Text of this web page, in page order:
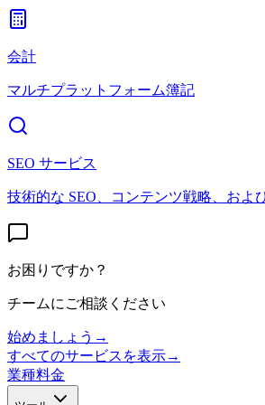
会計
マルチプラットフォーム簿記
SEO サービス
技術的な SEO、コンテンツ戦略、およ
お困りですか？
チームにご相談ください
始めましょう →
すべてのサービスを表示→
業種料金